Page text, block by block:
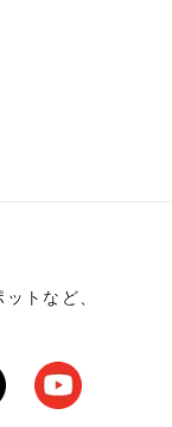
トなど、